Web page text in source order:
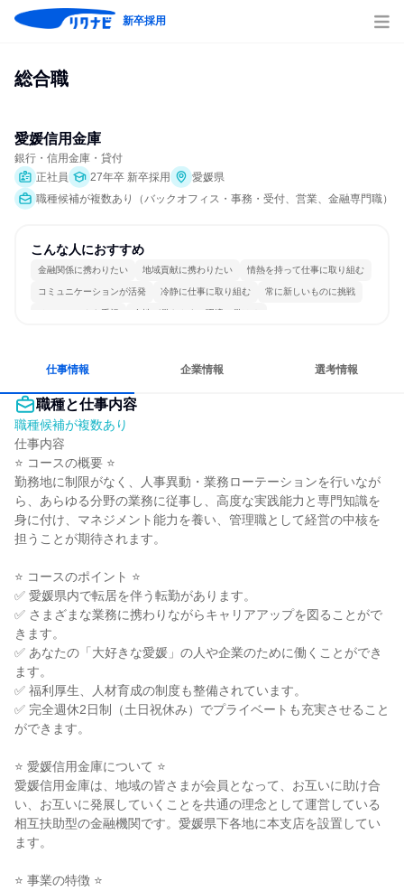
新卒採用
総合職
愛媛信用金庫
銀行・信用金庫・貸付
正社員
27年卒 新卒採用
愛媛県
職種候補が複数あり（バックオフィス・事務・受付、営業、金融専門職）
こんな人におすすめ
金融関係に携わりたい 地域貢献に携わりたい 情熱を持って仕事に取り組む
コミュニケーションが活発 冷静に仕事に取り組む 常に新しいものに挑戦
チームワークを重視 女性が働きやすい環境で働ける
仕事情報 企業情報 選考情報
職種と仕事内容
職種候補が複数あり
仕事内容
⭐ コースの概要 ⭐
勤務地に制限がなく、人事異動・業務ローテーションを行いなが
ら、あらゆる分野の業務に従事し、高度な実践能力と専門知識を
身に付け、マネジメント能力を養い、管理職として経営の中核を
担うことが期待されます。
⭐ コースのポイント ⭐
✅ 愛媛県内で転居を伴う転勤があります。
✅ さまざまな業務に携わりながらキャリアアップを図ることがで
きます。
✅ あなたの「大好きな愛媛」の人や企業のために働くことができ
ます。
✅ 福利厚生、人材育成の制度も整備されています。
✅ 完全週休2日制（土日祝休み）でプライベートも充実させること
ができます。
⭐ 愛媛信用金庫について ⭐
愛媛信用金庫は、地域の皆さまが会員となって、お互いに助け合
い、お互いに発展していくことを共通の理念として運営している
相互扶助型の金融機関です。愛媛県下各地に本支店を設置してい
ます。
⭐ 事業の特徴 ⭐